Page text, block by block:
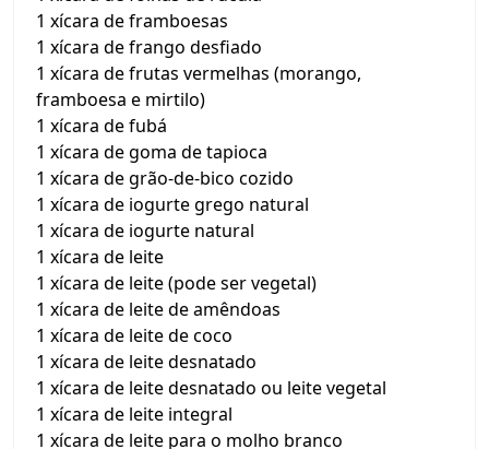
1 xícara de framboesas
1 xícara de frango desfiado
1 xícara de frutas vermelhas (morango,
framboesa e mirtilo)
1 xícara de fubá
1 xícara de goma de tapioca
1 xícara de grão-de-bico cozido
1 xícara de iogurte grego natural
1 xícara de iogurte natural
1 xícara de leite
1 xícara de leite (pode ser vegetal)
1 xícara de leite de amêndoas
1 xícara de leite de coco
1 xícara de leite desnatado
1 xícara de leite desnatado ou leite vegetal
1 xícara de leite integral
1 xícara de leite para o molho branco